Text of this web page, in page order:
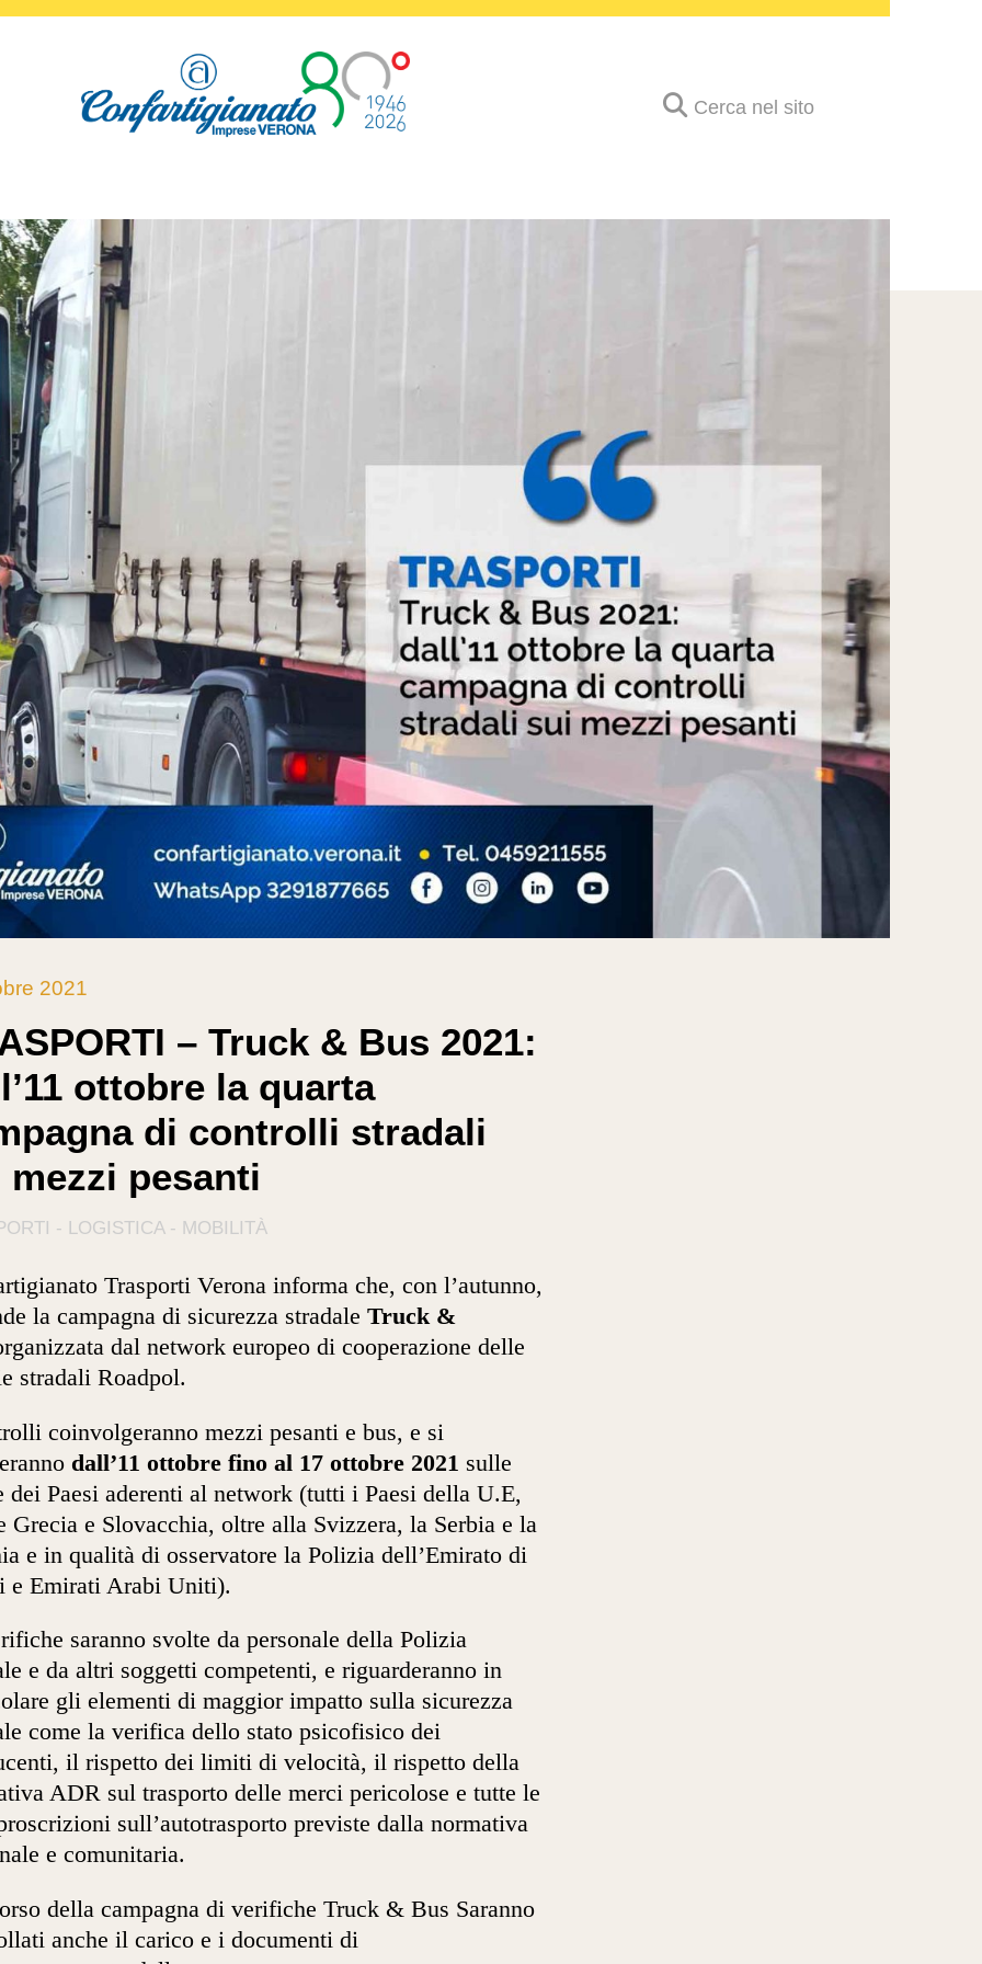
Cerca nel sito
2021
– Truck & Bus 2021:
ottobre la quarta
di controlli stradali
mezzi pesanti
- LOGISTICA - MOBILITÀ
Trasporti Verona informa che, con l’autunno,
la campagna di sicurezza stradale Truck &
dal network europeo di cooperazione delle
stradali Roadpol.
coinvolgeranno mezzi pesanti e bus, e si
dall’11 ottobre fino al 17 ottobre 2021 sulle
dei Paesi aderenti al network (tutti i Paesi della U.E,
Grecia e Slovacchia, oltre alla Svizzera, la Serbia e la
e in qualità di osservatore la Polizia dell’Emirato di
e Emirati Arabi Uniti).
saranno svolte da personale della Polizia
e da altri soggetti competenti, e riguarderanno in
gli elementi di maggior impatto sulla sicurezza
come la verifica dello stato psicofisico dei
il rispetto dei limiti di velocità, il rispetto della
ADR sul trasporto delle merci pericolose e tutte le
sull’autotrasporto previste dalla normativa
e comunitaria.
della campagna di verifiche Truck & Bus Saranno
anche il carico e i documenti di